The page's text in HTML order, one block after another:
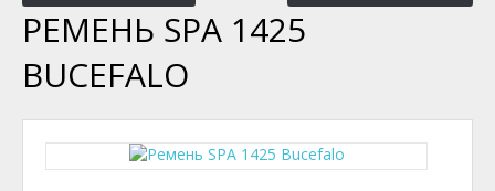
РЕМЕНЬ SPA 1425
BUCEFALO